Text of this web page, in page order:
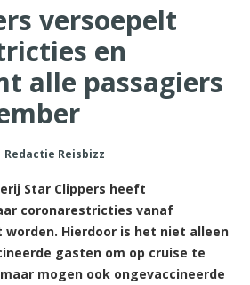
versoepelt
en
alle passagiers
Redactie Reisbizz
Star Clippers heeft
coronarestricties vanaf
worden. Hierdoor is het niet alleen
gasten om op cruise te
mogen ook ongevaccineerde